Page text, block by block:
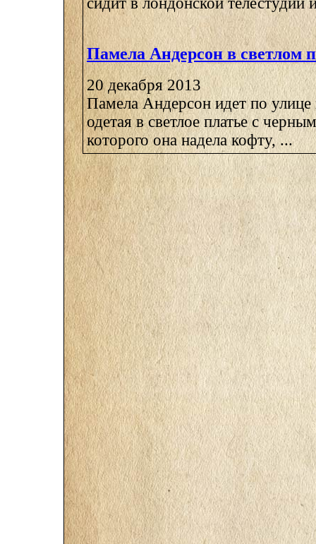
Памела Андерсон в светлом
20 декабря 2013
Памела Андерсон идет по
одетая в светлое платье с
которого она надела кофту, ...